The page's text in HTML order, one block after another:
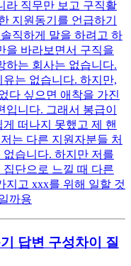
라 직무만 보고 구직활
지원동기를 언급하기
직하게 말을 하려고 하
을 바라보면서 구직을
하는 회사는 없습니다.
는 없습니다. 하지만,
다 싶으면 애착을 가진
니다. 그래서 봉급이
떠나지 못했고 제 핸
는 다른 지원자분들 처
습니다. 하지만 저를
단으로 느낄 때 다른
지고 xxx를 위해 일할 것
까용
답변 구성차이 질